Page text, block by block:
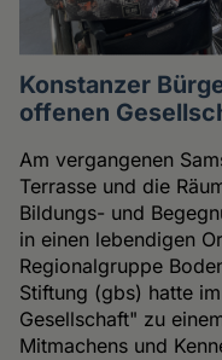
Konstanzer
offenen
Am vergangenen
Terrasse und die
Bildungs- und
in einen lebendigen
Regionalgruppe
Stiftung (gbs) hatte
Gesellschaft" zu
Mitmachens und